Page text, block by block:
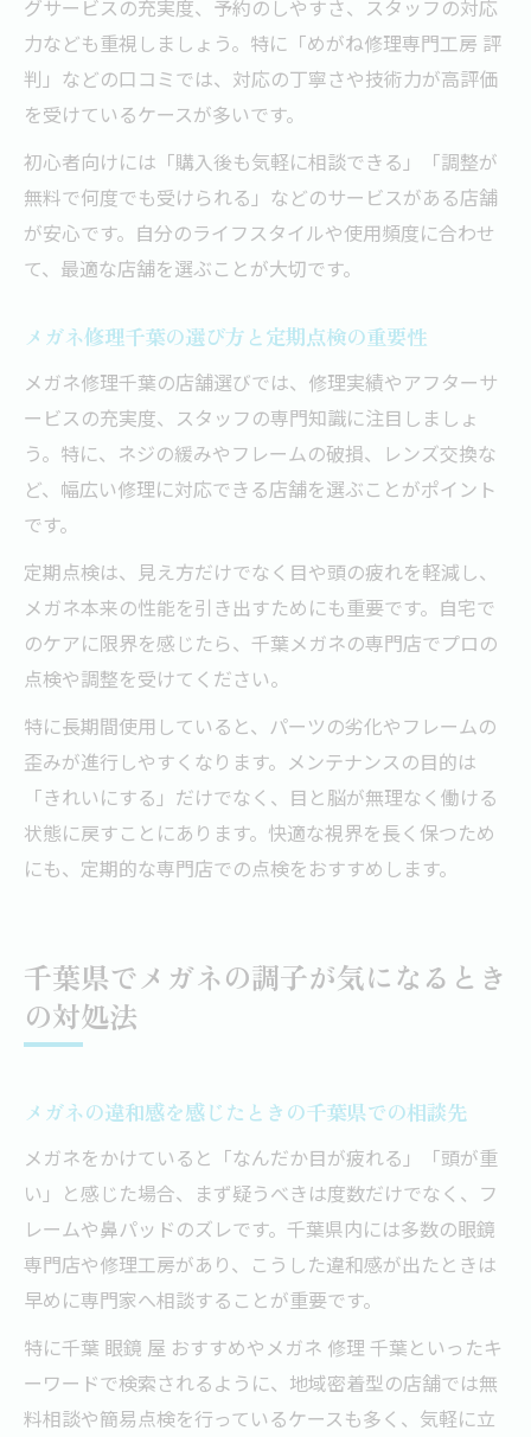
グサービスの充実度、予約のしやすさ、スタッフの対応
力なども重視しましょう。特に「めがね修理専門工房 評
判」などの口コミでは、対応の丁寧さや技術力が高評価
を受けているケースが多いです。
初心者向けには「購入後も気軽に相談できる」「調整が
無料で何度でも受けられる」などのサービスがある店舗
が安心です。自分のライフスタイルや使用頻度に合わせ
て、最適な店舗を選ぶことが大切です。
メガネ修理千葉の選び方と定期点検の重要性
メガネ修理千葉の店舗選びでは、修理実績やアフターサ
ービスの充実度、スタッフの専門知識に注目しましょ
う。特に、ネジの緩みやフレームの破損、レンズ交換な
ど、幅広い修理に対応できる店舗を選ぶことがポイント
です。
定期点検は、見え方だけでなく目や頭の疲れを軽減し、
メガネ本来の性能を引き出すためにも重要です。自宅で
のケアに限界を感じたら、千葉メガネの専門店でプロの
点検や調整を受けてください。
特に長期間使用していると、パーツの劣化やフレームの
歪みが進行しやすくなります。メンテナンスの目的は
「きれいにする」だけでなく、目と脳が無理なく働ける
状態に戻すことにあります。快適な視界を長く保つため
にも、定期的な専門店での点検をおすすめします。
千葉県でメガネの調子が気になるとき
の対処法
メガネの違和感を感じたときの千葉県での相談先
メガネをかけていると「なんだか目が疲れる」「頭が重
い」と感じた場合、まず疑うべきは度数だけでなく、フ
レームや鼻パッドのズレです。千葉県内には多数の眼鏡
専門店や修理工房があり、こうした違和感が出たときは
早めに専門家へ相談することが重要です。
特に千葉 眼鏡 屋 おすすめやメガネ 修理 千葉といったキ
ーワードで検索されるように、地域密着型の店舗では無
料相談や簡易点検を行っているケースも多く、気軽に立